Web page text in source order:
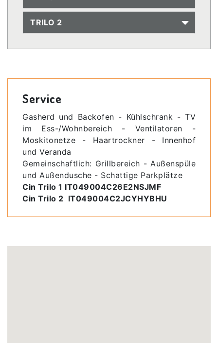
TRILO 2
Service
Gasherd und Backofen - Kühlschrank - TV
im Ess-/Wohnbereich - Ventilatoren -
Moskitonetze - Haartrockner - Innenhof
und Veranda
Gemeinschaftlich: Grillbereich - Außenspüle
und Außendusche - Schattige Parkplätze
Cin Trilo 1 IT049004C26E2NSJMF
Cin Trilo 2 IT049004C2JCYHYBHU